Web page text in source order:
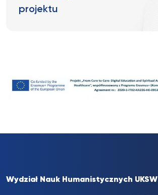
projektu
Wydział Nauk Humanistycznych UKSW